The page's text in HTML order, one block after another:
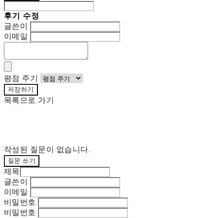
후기 수정
글쓴이
이메일
평점 주기
저장하기
목록으로 가기
작성된 질문이 없습니다.
질문 쓰기
제목
글쓴이
이메일
비밀번호
비밀번호